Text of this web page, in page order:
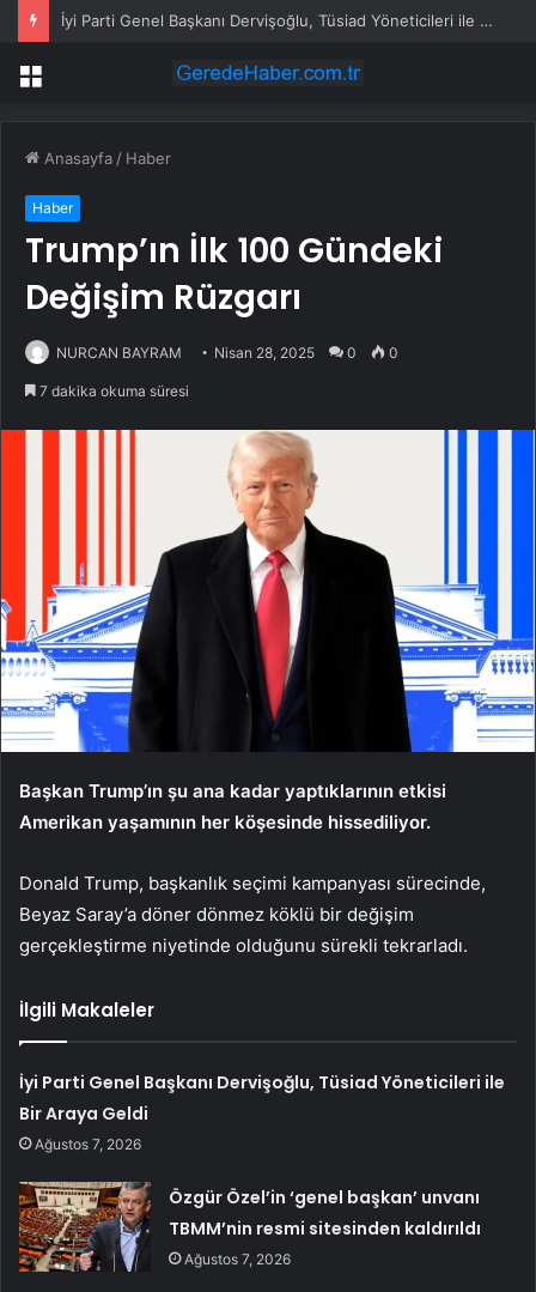
İyi Parti Genel Başkanı Dervişoğlu, Tüsiad Yöneticileri ile Bir Araya Geldi
Menü
Anasayfa / Haber
Haber
Trump’ın İlk 100 Gündeki
Değişim Rüzgarı
NURCAN BAYRAM Nisan 28, 2025 0 0
7 dakika okuma süresi
Başkan Trump’ın şu ana kadar yaptıklarının etkisi
Amerikan yaşamının her köşesinde hissediliyor.
Donald Trump, başkanlık seçimi kampanyası sürecinde,
Beyaz Saray’a döner dönmez köklü bir değişim
gerçekleştirme niyetinde olduğunu sürekli tekrarladı.
İlgili Makaleler
İyi Parti Genel Başkanı Dervişoğlu, Tüsiad Yöneticileri ile
Bir Araya Geldi
Ağustos 7, 2026
Özgür Özel’in ‘genel başkan’ unvanı
TBMM’nin resmi sitesinden kaldırıldı
Ağustos 7, 2026